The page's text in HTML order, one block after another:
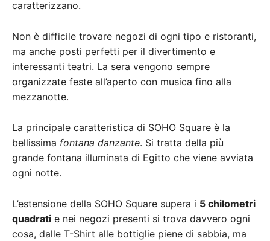
caratterizzano.
Non è difficile trovare negozi di ogni tipo e ristoranti,
ma anche posti perfetti per il divertimento e
interessanti teatri. La sera vengono sempre
organizzate feste all’aperto con musica fino alla
mezzanotte.
La principale caratteristica di SOHO Square è la
bellissima fontana danzante. Si tratta della più
grande fontana illuminata di Egitto che viene avviata
ogni notte.
L’estensione della SOHO Square supera i 5 chilometri
quadrati e nei negozi presenti si trova davvero ogni
cosa, dalle T-Shirt alle bottiglie piene di sabbia, ma